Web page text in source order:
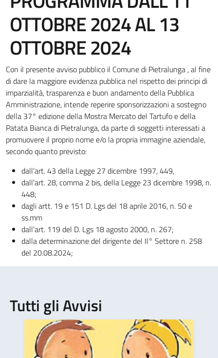
OTTOBRE 2024 AL 13
OTTOBRE 2024
Con il presente avviso pubblico il Comune di Pietralunga , al fine
di dare la maggiore evidenza pubblica nel rispetto dei principi di
imparzialità, trasparenza e buon andamento della Pubblica
Amministrazione, intende reperire sponsorizzazioni a sostegno
della 37° edizione della Mostra Mercato del Tartufo e della
Patata Bianca di Pietralunga, da parte di soggetti interessati a
promuovere il proprio nome e/o la propria immagine aziendale,
secondo quanto previsto:
dall’art. 43 della Legge 27 dicembre 1997, 449,
dall'art. 28, comma 2 bis, della Legge 23 dicembre 1998, n.
448;
dagli artt. 19 e 151 D. Lgs del 18 aprile 2016, n. 50 e
ss.mm
dall’art. 119 del D. Lgs 18 agosto 2000, n. 267;
dalla determinazione del dirigente del II° Settore n. 258
del 20.08.2024;
Tutti gli Avvisi